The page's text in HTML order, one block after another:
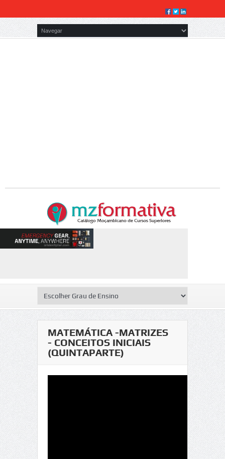
MATEMÁTICA -MATRIZES
- CONCEITOS INICIAIS
(QUINTAPARTE)